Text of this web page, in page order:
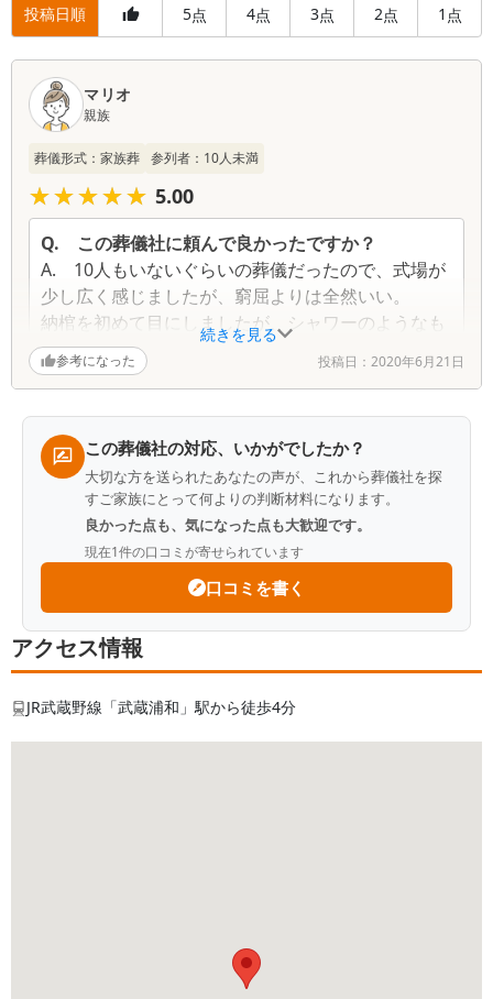
投稿日順 5点 4点 3点 2点 1 点
口
続きを見る
マリオ
親族
葬儀形式： 家族葬 参列者： 10人未満
★★★★★
★★★★★ 5.00
Q. この葬儀社に頼んで良かったですか？
A. 10人もいないぐらいの葬儀だったので、式場が
少し広く感じましたが、窮屈よりは全然いい。
納棺を初めて目にしましたが、シャワーのようなも
ので髪も綺麗にしてくださり、顔も剃ってくれたり
ととても神聖な感じのする儀式でした。
Q.この葬儀社が改善するべき点はありますか？
もうちょいこじんまりとした式場がもう一つあ
ってもいいかなぁと思いましたが、不満などは全く
ありません！
故人との思い出を教えてください
A.叔父です。めったに会うことはないので思い出
などはあまりありません。
破天荒な人で母がいつも心配していました。
参考になった 投稿日： 2020年6月21日
この葬儀社の対応、いかがでしたか？
大切な方を送られたあなたの声が、これから葬儀社を探
すご家族にとって何よりの判断材料になります。
良かった点も、気になった点も大歓迎です。
現在1件の口コミが寄せられています
口コミを書く
アクセス情報
JR武蔵野線「武蔵浦和」駅から徒歩4分